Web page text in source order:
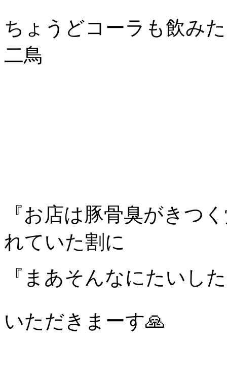
ちょうどコーラも飲み
二鳥
『お店は豚骨臭がきつ
れていた割に
『まあそんなにたいし
いただきまーす🙏